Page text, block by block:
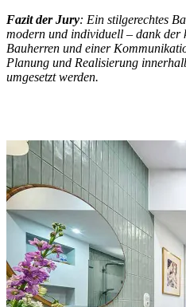
Fazit der Jury: Ein stilgerechtes
modern und individuell – dank der
Bauherren und einer
Planung und Realisierung
umgesetzt werden.